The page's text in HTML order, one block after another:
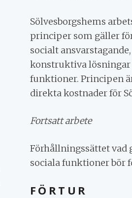
Sölvesborgshems
principer som gäller
socialt
konstruktiva lösningar
funktioner. Principen
direkta kostnader för
Fortsatt arbete
Förhållningssättet vad
sociala funktioner bör
FÖRTUR